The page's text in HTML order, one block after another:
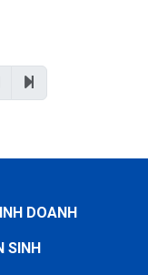
DOANH
SINH